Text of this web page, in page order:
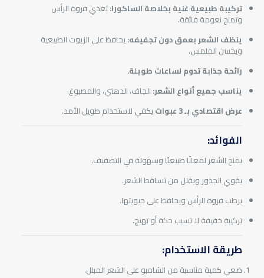
تركيبة طبيعية غنية بخلاصة الساكورا:تغذي فروة الرأس
وتمنح نعومة فائقة.
ينظف الشعر بعمق دون تجفيفه: يحافظ على الزيوت الطبيعية
ويحسن الملمس.
رائحة جذابة تدوم لساعات طويلة.
يناسب جميع أنواع الشعر: الجاف، الدهني، والمصبوغ.
عرض اقتصادي بـ 3 عبوات
يكفي لاستخدام طويل الأمد.
الفوائد:
يمنح الشعر لمعانًا طبيعيًا وسهولة في التصفيف.
يقوي الجذور ويقلل من تساقط الشعر.
يرطب فروة الرأس ويحافظ على حيويتها.
تركيبة خفيفة لا تسبب حكة أو تهيج.
طريقة الاستخدام:
ضعي كمية مناسبة من الشامبو على الشعر المبلل.